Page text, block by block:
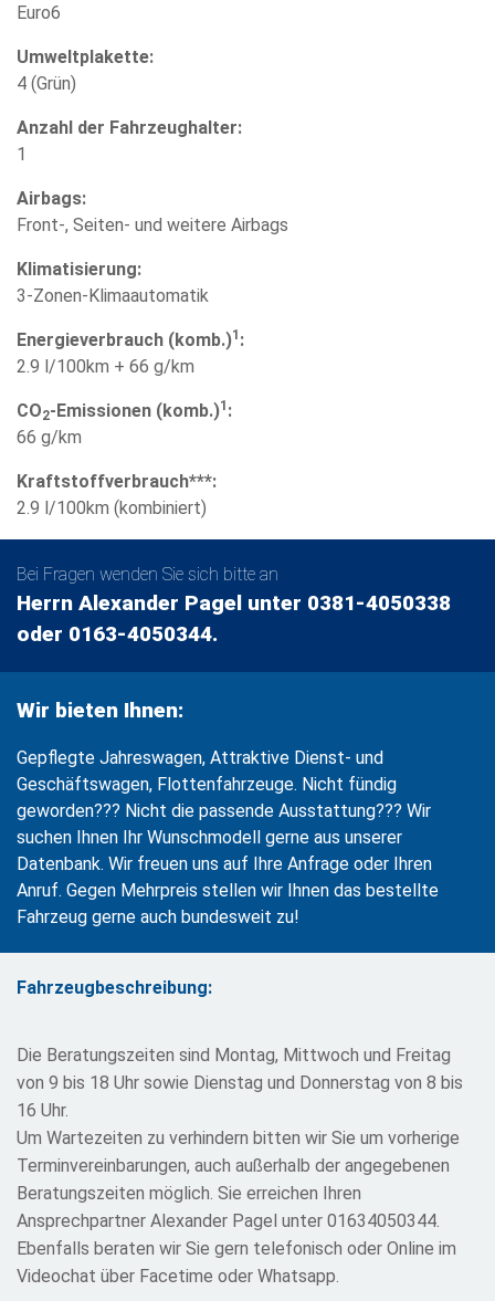
Euro6
Umweltplakette:
4 (Grün)
Anzahl der Fahrzeughalter:
1
Airbags:
Front-, Seiten- und weitere Airbags
Klimatisierung:
3-Zonen-Klimaautomatik
Energieverbrauch (komb.)1 :
2.9 l/100km + 66 g/km
CO2-Emissionen (komb.)1 :
66 g/km
Kraftstoffverbrauch***:
2.9 l/100km (kombiniert)
Bei Fragen wenden Sie sich bitte an
Herrn Alexander Pagel unter 0381-4050338
oder 0163-4050344.
Wir bieten Ihnen:
Gepflegte Jahreswagen, Attraktive Dienst- und
Geschäftswagen, Flottenfahrzeuge. Nicht fündig
geworden??? Nicht die passende Ausstattung??? Wir
suchen Ihnen Ihr Wunschmodell gerne aus unserer
Datenbank. Wir freuen uns auf Ihre Anfrage oder Ihren
Anruf. Gegen Mehrpreis stellen wir Ihnen das bestellte
Fahrzeug gerne auch bundesweit zu!
Fahrzeugbeschreibung:
Die Beratungszeiten sind Montag, Mittwoch und Freitag
von 9 bis 18 Uhr sowie Dienstag und Donnerstag von 8 bis
16 Uhr.
Um Wartezeiten zu verhindern bitten wir Sie um vorherige
Terminvereinbarungen, auch außerhalb der angegebenen
Beratungszeiten möglich. Sie erreichen Ihren
Ansprechpartner Alexander Pagel unter 01634050344.
Ebenfalls beraten wir Sie gern telefonisch oder Online im
Videochat über Facetime oder Whatsapp.